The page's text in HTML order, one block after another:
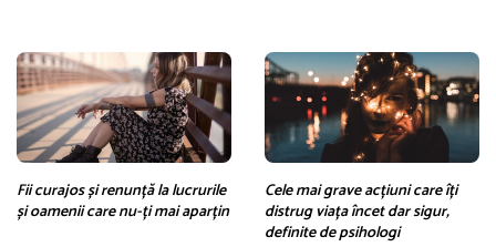
Fii curajos și renunță la lucrurile
și oamenii care nu-ți mai aparțin
Cele mai grave acțiuni care îți
distrug viața încet dar sigur,
definite de psihologi